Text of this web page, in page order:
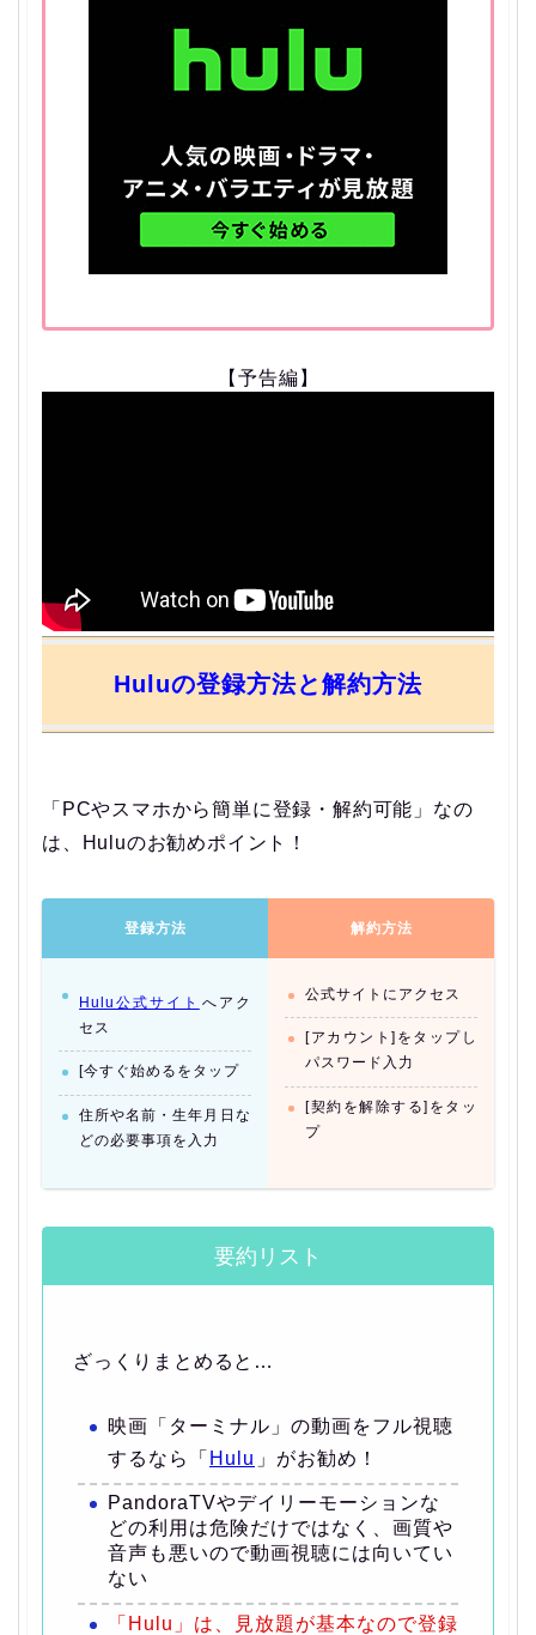
【予告編】
Huluの登録方法と解約方法
「PCやスマホから簡単に登録・解約可能」なの
は、Huluのお勧めポイント！
登録方法
Hulu公式サイト へアク
セス
[今すぐ始めるをタップ
住所や名前・生年月日な
どの必要事項を入力
解約方法
公式サイトにアクセス
[アカウント]をタップし
パスワード入力
[契約を解除する]をタッ
プ
要約リスト
ざっくりまとめると…
映画「ターミナル」の動画をフル視聴
するなら「 Hulu 」がお勧め！
PandoraTVやデイリーモーションな
どの利用は危険だけではなく、画質や
音声も悪いので動画視聴には向いてい
ない
「Hulu」は、見放題が基本なので登録